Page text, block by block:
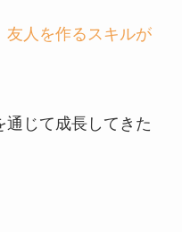
友人を作るスキルが
じて成長してきた